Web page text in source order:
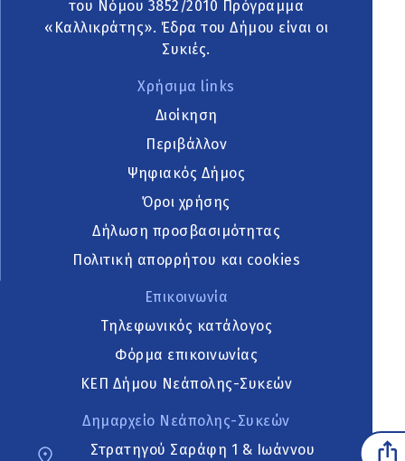
του Νόμου 3852/2010 Πρόγραμμα
«Καλλικράτης». Έδρα του Δήμου είναι οι
Συκιές.
Χρήσιμα links
Διοίκηση
Περιβάλλον
Ψηφιακός Δήμος
Όροι χρήσης
Δήλωση προσβασιμότητας
Πολιτική απορρήτου και cookies
Επικοινωνία
Τηλεφωνικός κατάλογος
Φόρμα επικοινωνίας
ΚΕΠ Δήμου Νεάπολης-Συκεών
Δημαρχείο Νεάπολης-Συκεών
Στρατηγού Σαράφη 1 & Ιωάννου